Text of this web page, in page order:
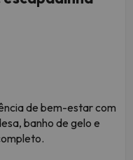
de bem-estar com
banho de gelo e